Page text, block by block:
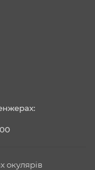
окулярів